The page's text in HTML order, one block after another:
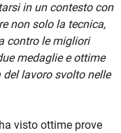
in un contesto con
non solo la tecnica,
contro le migliori
medaglie e ottime
lavoro svolto nelle
visto ottime prove